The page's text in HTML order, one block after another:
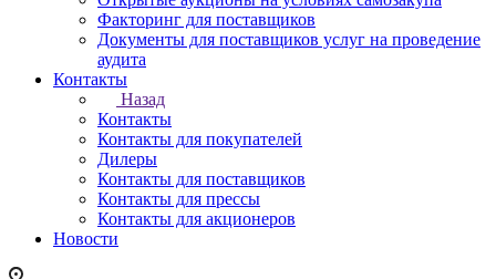
Факторинг для поставщиков
Документы для поставщиков услуг на проведение
аудита
Контакты
Назад
Контакты
Контакты для покупателей
Дилеры
Контакты для поставщиков
Контакты для прессы
Контакты для акционеров
Новости